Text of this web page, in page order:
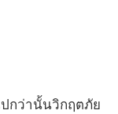
ปกว่านั้นวิกฤตภัย